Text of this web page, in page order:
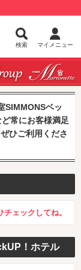
検索 マイメニュー
SIMMONSベッ
常にお客様満足
ひご利用くださ
ェックしてね。
！ホテル